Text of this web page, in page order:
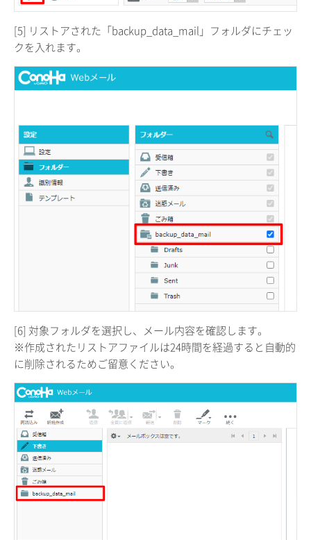
[5] リストアされた「backup_data_mail」フォルダにチェッ
クを入れます。
[6] 対象フォルダを選択し、メール内容を確認します。
※作成されたリストアファイルは24時間を経過すると自動的
に削除されるためご留意ください。